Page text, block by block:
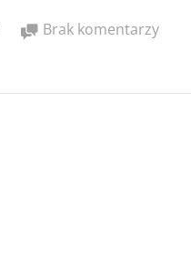
Brak komentarzydo